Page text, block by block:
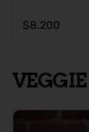
$8.200
VEGGIE